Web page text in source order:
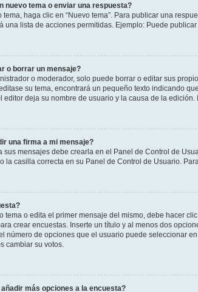
nuevo tema o enviar una respuesta?
haga clic en “Nuevo tema”. Para publicar una
una lista de acciones permitidas. Ejemplo: Puede
o borrar un mensaje?
o moderador, solo puede borrar o editar sus
su tema, encontrará un pequeño texto indicando
editor deja su nombre de usuario y la causa de la
una firma a mi mensaje?
sus mensajes debe crearla en el Panel de Control de
la casilla correcta en su Panel de Control de Usuario.
tema o edita el primer mensaje del mismo, debe hacer
crear encuestas. Inserte un título y al menos dos
número de opciones que el usuario puede seleccionar
cambiar su votos.
más opciones a la encuesta?